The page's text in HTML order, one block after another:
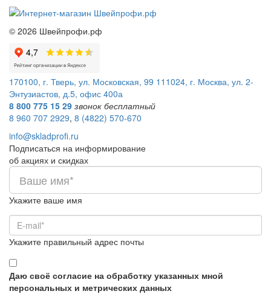
© 2026 Швейпрофи.рф
170100, г. Тверь, ул. Московская, 99 111024, г. Москва, ул. 2-
Энтузиастов, д.5, офис 400а
8 800 775 15 29 звонок бесплатный
8 960 707 2929, 8 (4822) 570-670
info@skladprofi.ru
Подписаться на информирование
об акциях и скидках
Укажите ваше имя
Укажите правильный адрес почты
Даю своё согласие на обработку указанных мной
персональных и метрических данных